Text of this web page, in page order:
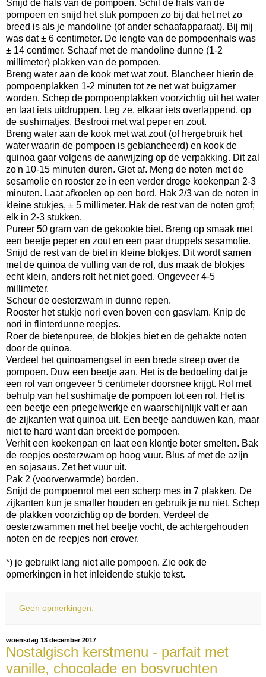
Snijd de hals van de pompoen. Schil de hals van de
pompoen en snijd het stuk pompoen zo bij dat het net zo
breed is als je mandoline (of ander schaafapparaat). Bij mij
was dat ± 6 centimeter. De lengte van de pompoenhals was
± 14 centimer. Schaaf met de mandoline dunne (1-2
millimeter) plakken van de pompoen.
Breng water aan de kook met wat zout. Blancheer hierin de
pompoenplakken 1-2 minuten tot ze net wat buigzamer
worden. Schep de pompoenplakken voorzichtig uit het water
en laat iets uitdruppen. Leg ze, elkaar iets overlappend, op
de sushimatjes. Bestrooi met wat peper en zout.
Breng water aan de kook met wat zout (of hergebruik het
water waarin de pompoen is geblancheerd) en kook de
quinoa gaar volgens de aanwijzing op de verpakking. Dit zal
zo'n 10-15 minuten duren. Giet af. Meng de noten met de
sesamolie en rooster ze in een verder droge koekenpan 2-3
minuten. Laat afkoelen op een bord. Hak 2/3 van de noten in
kleine stukjes, ± 5 millimeter. Hak de rest van de noten grof;
elk in 2-3 stukken.
Pureer 50 gram van de gekookte biet. Breng op smaak met
een beetje peper en zout en een paar druppels sesamolie.
Snijd de rest van de biet in kleine blokjes. Dit wordt samen
met de quinoa de vulling van de rol, dus maak de blokjes
echt klein, anders rolt het niet goed. Ongeveer 4-5
millimeter.
Scheur de oesterzwam in dunne repen.
Rooster het stukje nori even boven een gasvlam. Knip de
nori in flinterdunne reepjes.
Roer de bietenpuree, de blokjes biet en de gehakte noten
door de quinoa.
Verdeel het quinoamengsel in een brede streep over de
pompoen. Duw een beetje aan. Het is de bedoeling dat je
een rol van ongeveer 5 centimeter doorsnee krijgt. Rol met
behulp van het sushimatje de pompoen tot een rol. Het is
een beetje een priegelwerkje en waarschijnlijk valt er aan
de zijkanten wat quinoa uit. Een beetje aanduwen kan, maar
niet te hard want dan breekt de pompoen.
Verhit een koekenpan en laat een klontje boter smelten. Bak
de reepjes oesterzwam op hoog vuur. Blus af met de azijn
en sojasaus. Zet het vuur uit.
Pak 2 (voorverwarmde) borden.
Snijd de pompoenrol met een scherp mes in 7 plakken. De
zijkanten kun je smaller houden en gebruik je nu niet. Schep
de plakken voorzichtig op de borden. Verdeel de
oesterzwammen met het beetje vocht, de achtergehouden
noten en de reepjes nori erover.
*) je gebruikt lang niet alle pompoen. Zie ook de
opmerkingen in het inleidende stukje tekst.
Geen opmerkingen:
woensdag 13 december 2017
Nostalgisch kerstmenu - parfait met
vanille, chocolade en bosvruchten